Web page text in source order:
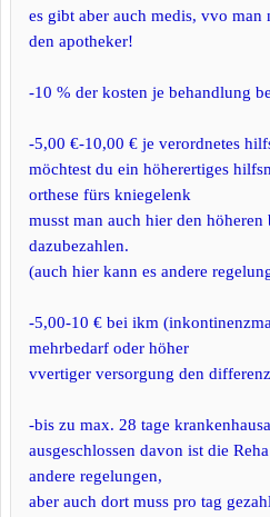
es gibt aber auch medis, vvo man
den apotheker!
-10 % der kosten je behandlung
-5,00 €-10,00 € je verordnetes
möchtest du ein höherertiges
orthese fürs kniegelenk
musst man auch hier den höheren
dazubezahlen.
(auch hier kann es andere
-5,00-10 € bei ikm
mehrbedarf oder höher
vvertiger versorgung den
-bis zu max. 28 tage
ausgeschlossen davon ist die
andere regelungen,
aber auch dort muss pro tag